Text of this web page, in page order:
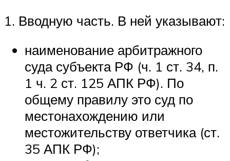
1. Вводную часть. В ней указывают:
наименование арбитражного
суда субъекта РФ (ч. 1 ст. 34, п.
1 ч. 2 ст. 125 АПК РФ). По
общему правилу это суд по
местонахождению или
местожительству ответчика (ст.
35 АПК РФ);